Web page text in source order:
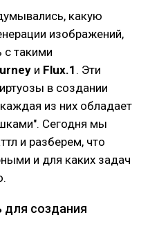
какую
изображений,
с такими
и Flux.1 . Эти
в создании
из них обладает
Сегодня мы
и разберем, что
и для каких задач
для создания